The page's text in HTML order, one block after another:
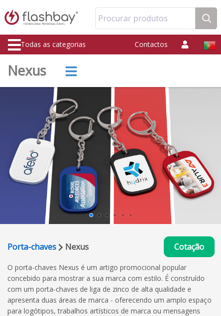
Procurar produtos
Todas as categorias Contactos
Nexus
Porta-chaves Nexus Cotação
O porta-chaves Nexus é um artigo promocional popular
concebido para mostrar a sua marca com estilo. É construído
com um porta-chaves de liga de zinco de alta qualidade e
apresenta duas áreas de marca - oferecendo um amplo espaço
para logótipos, trabalhos artísticos de marca ou mensagens